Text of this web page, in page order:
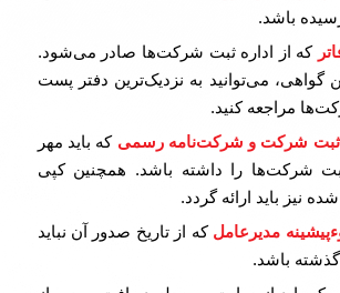
باشد.
که از اداره ثبت شرکت‌ها صادر می‌شود.
گواهی، می‌توانید به نزدیک‌ترین دفتر پست
مراجعه کنید.
ثبت شرکت و شرکت‌نامه رسمی که باید مهر
ثبت شرکت‌ها را داشته باشد. همچنین کپی
نیز باید ارائه گردد.
مدیرعامل که از تاریخ صدور آن نباید
باشد.